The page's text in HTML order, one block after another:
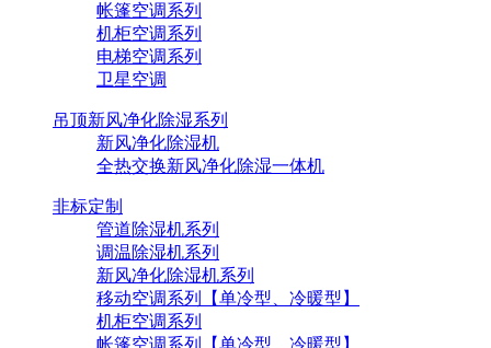
帐篷空调系列
机柜空调系列
电梯空调系列
卫星空调
吊顶新风净化除湿系列
新风净化除湿机
全热交换新风净化除湿一体机
非标定制
管道除湿机系列
调温除湿机系列
新风净化除湿机系列
移动空调系列【单冷型、冷暖型】
机柜空调系列